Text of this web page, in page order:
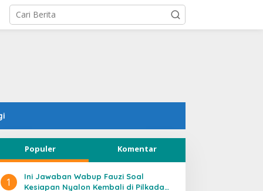
Populer Komentar
1
Ini Jawaban Wabup Fauzi Soal
Kesiapan Nyalon Kembali di Pilkada